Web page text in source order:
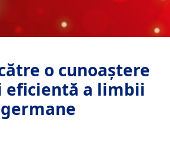
o cunoaștere
eficientă a limbii
germane